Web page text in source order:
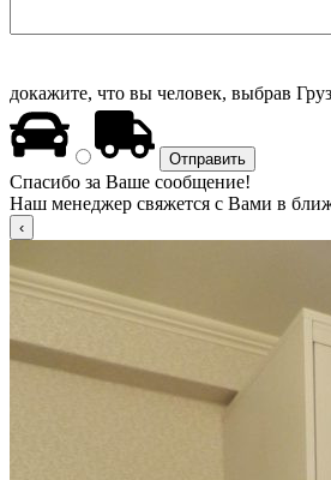
докажите, что вы человек, выбрав
Спасибо за Ваше сообщение!
Наш менеджер свяжется с Вами в